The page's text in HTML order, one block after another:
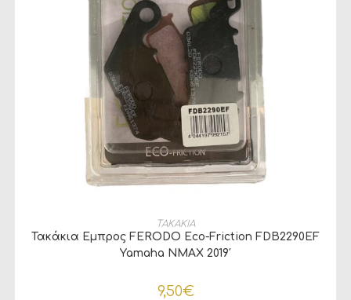
ΠΡΟΣΘΉΚΗ ΣΤΟ ΚΑΛΆΘΙ
ΤΑΚΑΚΙΑ
Τακάκια Εμπρος FERODO Eco-Friction FDB2290EF
Yamaha NMAX 2019′
9,50€